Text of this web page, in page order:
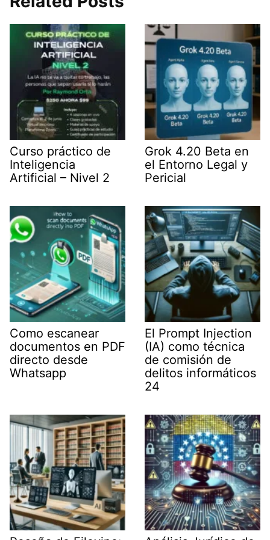
t
e
r
)
d
n
p
m
Curso práctico de
Inteligencia
Artificial – Nivel 2
Grok 4.20 Beta en
el Entorno Legal y
Pericial
Como escanear
documentos en PDF
directo desde
Whatsapp
El Prompt Injection
(IA) como técnica
de comisión de
delitos informáticos
24